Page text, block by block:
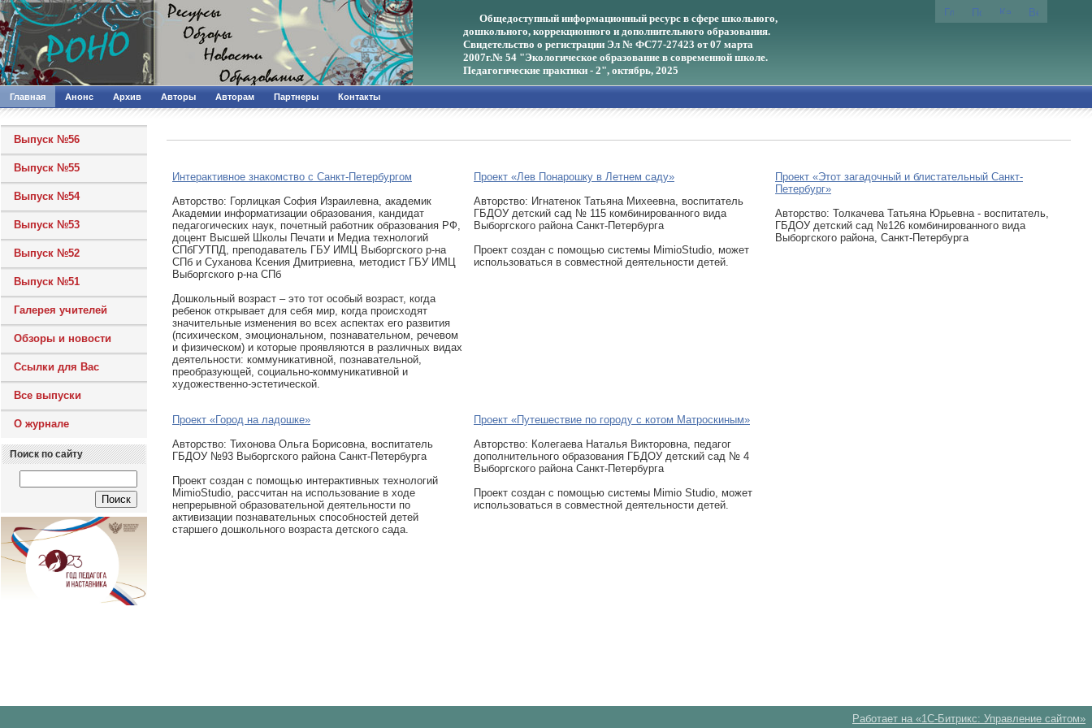
Общедоступный информационный ресурс в сфере школьного,
дошкольного, коррекционного и дополнительного образования.
Свидетельство о регистрации Эл № ФС77-27423 от 07 марта
2007г.№ 54 "Экологическое образование в современной школе.
Педагогические практики - 2", октябрь, 2025
Главная Анонс Архив Авторы Авторам Партнеры Контакты
Выпуск №56
Выпуск №55
Выпуск №54
Выпуск №53
Выпуск №52
Выпуск №51
Галерея учителей
Обзоры и новости
Ссылки для Вас
Все выпуски
О журнале
Поиск по сайту
Интерактивное знакомство с Санкт-Петербургом
Авторcтво: Горлицкая София Израилевна, академик
Академии информатизации образования, кандидат
педагогических наук, почетный работник образования РФ,
доцент Высшей Школы Печати и Медиа технологий
СПбГУТПД, преподаватель ГБУ ИМЦ Выборгского р-на
СПб и Суханова Ксения Дмитриевна, методист ГБУ ИМЦ
Выборгского р-на СПб
Дошкольный возраст – это тот особый возраст, когда
ребенок открывает для себя мир, когда происходят
значительные изменения во всех аспектах его развития
(психическом, эмоциональном, познавательном, речевом
и физическом) и которые проявляются в различных видах
деятельности: коммуникативной, познавательной,
преобразующей, социально-коммуникативной и
художественно-эстетической.
Проект «Лев Понарошку в Летнем саду»
Авторcтво: Игнатенок Татьяна Михеевна, воспитатель
ГБДОУ детский сад № 115 комбинированного вида
Выборгского района Санкт-Петербурга
Проект создан с помощью системы MimioStudio, может
использоваться в совместной деятельности детей.
Проект «Этот загадочный и блистательный Санкт-
Петербург»
Авторcтво: Толкачева Татьяна Юрьевна - воспитатель,
ГБДОУ детский сад №126 комбинированного вида
Выборгского района, Санкт-Петербурга
Проект «Город на ладошке»
Авторcтво: Тихонова Ольга Борисовна, воспитатель
ГБДОУ №93 Выборгского района Санкт-Петербурга
Проект создан с помощью интерактивных технологий
MimioStudio, рассчитан на использование в ходе
непрерывной образовательной деятельности по
активизации познавательных способностей детей
старшего дошкольного возраста детского сада.
Проект «Путешествие по городу с котом Матроскиным»
Авторcтво: Колегаева Наталья Викторовна, педагог
дополнительного образования ГБДОУ детский сад № 4
Выборгского района Санкт-Петербурга
Проект создан с помощью системы Mimio Studio, может
использоваться в совместной деятельности детей.
Работает на «1С-Битрикс: Управление сайтом»